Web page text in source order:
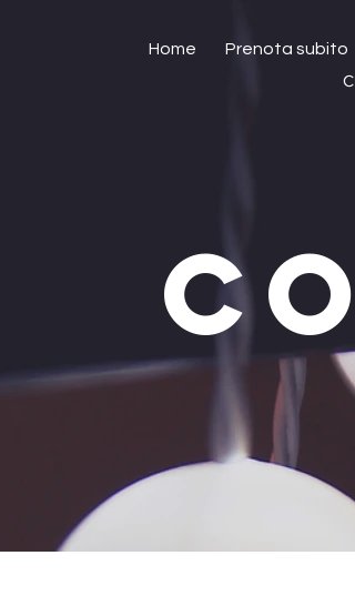
Home Prenota subito